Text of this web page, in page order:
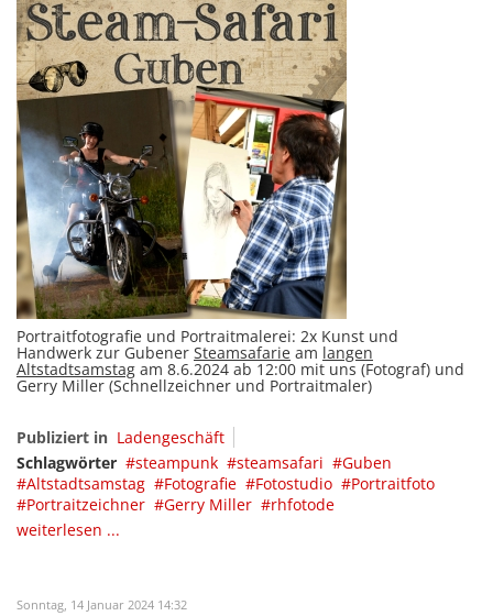
Portraitfotografie und Portraitmalerei: 2x Kunst und
Handwerk zur Gubener Steamsafarie am langen
Altstadtsamstag am 8.6.2024 ab 12:00 mit uns (Fotograf) und
Gerry Miller (Schnellzeichner und Portraitmaler)
Publiziert in Ladengeschäft
Schlagwörter
steampunk steamsafari
Guben
Altstadtsamstag
Fotografie Fotostudio
Portraitfoto
Portraitzeichner
Gerry Miller
rhfotode
weiterlesen ...
Sonntag, 14 Januar 2024 14:32